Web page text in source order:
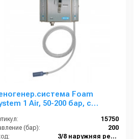
Foam
1 Air, 50-200 бар, с
8.ш.
15750
(бар):
200
3/8 наружняя резьба